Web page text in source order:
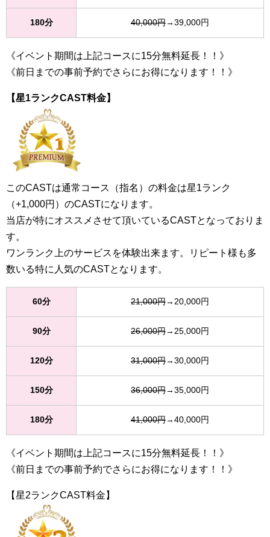
180分 40,000円→39,000円
《イベント期間は上記コースに15分無料延長！！》
《前日までの事前予約でさらにお得になります！！》
【星1ランクCAST料金】
このCASTは通常コース（指名）の料金は星1ランク
（+1,000円）のCASTになります。
当店が特にオススメさせて頂いているCASTとなっておりま
す。
ワンランク上のサービスを体験出来ます。リピート様も多
数いる特に人気のCASTとなります。
60分 21,000円→20,000円
90分 26,000円→25,000円
120分 31,000円→30,000円
150分 36,000円→35,000円
180分 41,000円→40,000円
《イベント期間は上記コースに15分無料延長！！》
《前日までの事前予約でさらにお得になります！！》
【星2ランクCAST料金】